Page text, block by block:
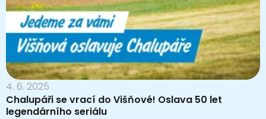
4. 6. 2025
Chalupáři se vrací do Višňové! Oslava 50 let
legendárního seriálu